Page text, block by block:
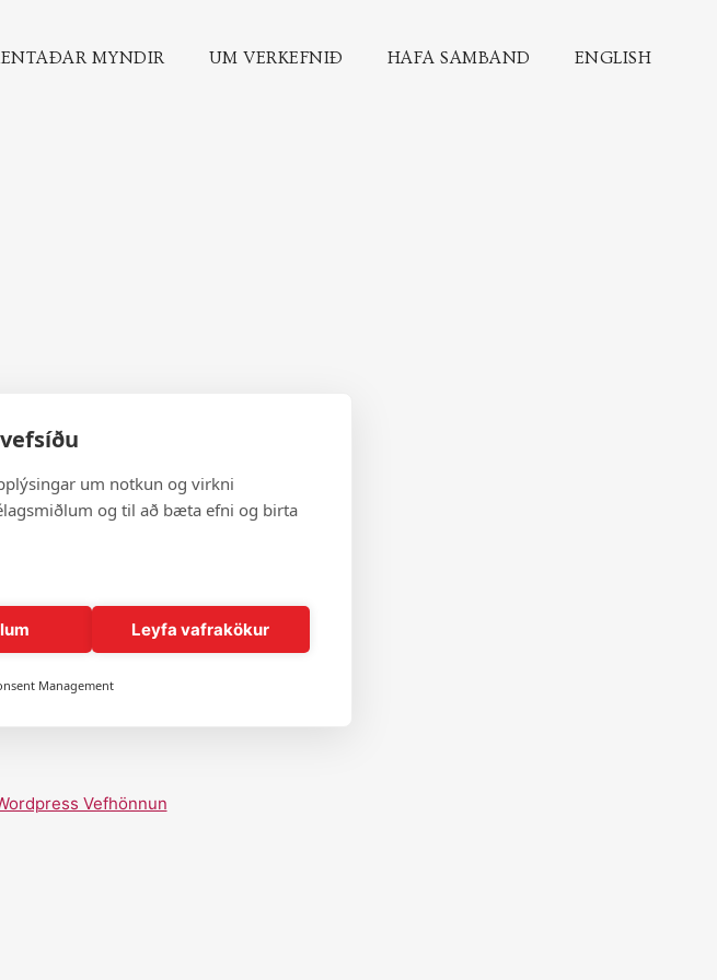
MYNDIR UM VERKEFNIÐ HAFA SAMBAND ENGLISH
Vefhönnun
um notkun og virkni
og til að bæta efni og birta
Leyfa vafrakökur
Management